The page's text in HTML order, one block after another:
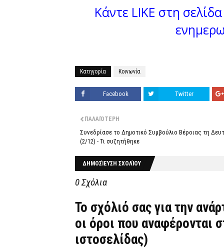
Κάντε LIKE στη
Κατηγορία Κοινωνία
Facebook Twitter
ΠΑΛΑΙΌΤΕΡΗ
Συνεδρίασε το Δημοτικό Συμβούλιο Βέροιας τη
(2/12) - Τι συζητήθηκε
ΔΗΜΟΣΊΕΥΣΗ ΣΧΟΛΊΟΥ
0 Σχόλια
Το σχόλιό σας για την
οι όροι που αναφέρονται
ιστοσελίδας)